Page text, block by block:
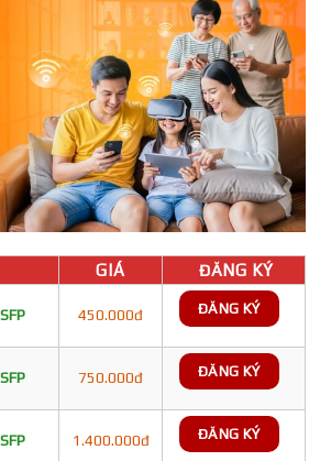
GIÁ ĐĂNG KÝ
450.000đ ĐĂNG KÝ
750.000đ ĐĂNG KÝ
1.400.000đ ĐĂNG KÝ